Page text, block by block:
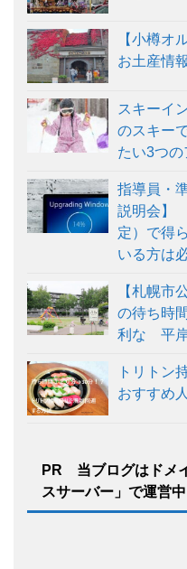
【小樽オ
お土産情
スキーイ
のスキー
たい3つの
指導員・
説明会】
定）で得
いる方は
【札幌市
の待ち時
利な 平岸
トリトン
おすすめ
PR 当ブログはドメ
スサーバー」で運営